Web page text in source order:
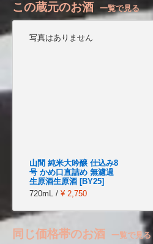
この蔵元のお酒 一覧で見る
写真はありません
山間 純米大吟醸 仕込み8
号 かめ口直詰め 無濾過
生原酒生原酒 [BY25]
720mL / ¥ 2,750
同じ価格帯のお酒 一覧で見る